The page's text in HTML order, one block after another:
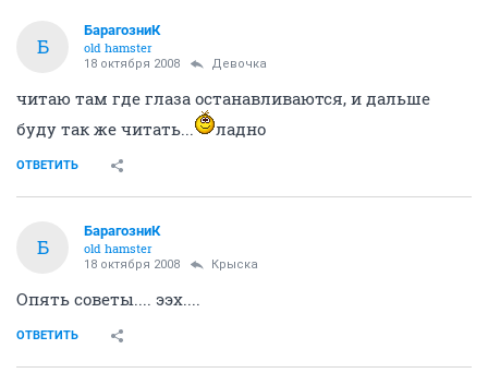
Б
БарагозниК
old hamster
18 октября 2008 Девочка
читаю там где глаза останавливаются, и дальше
буду так же читать...
ладно
ОТВЕТИТЬ
Б
БарагозниК
old hamster
18 октября 2008 Крыска
Опять советы.... ээх....
ОТВЕТИТЬ